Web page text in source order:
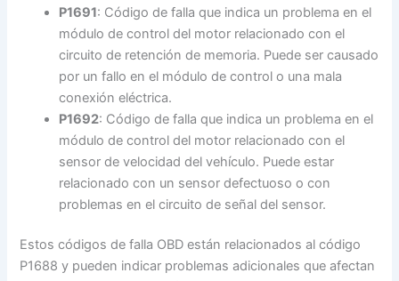
P1691: Código de falla que indica un problema en el
módulo de control del motor relacionado con el
circuito de retención de memoria. Puede ser causado
por un fallo en el módulo de control o una mala
conexión eléctrica.
P1692: Código de falla que indica un problema en el
módulo de control del motor relacionado con el
sensor de velocidad del vehículo. Puede estar
relacionado con un sensor defectuoso o con
problemas en el circuito de señal del sensor.
Estos códigos de falla OBD están relacionados al código
P1688 y pueden indicar problemas adicionales que afectan